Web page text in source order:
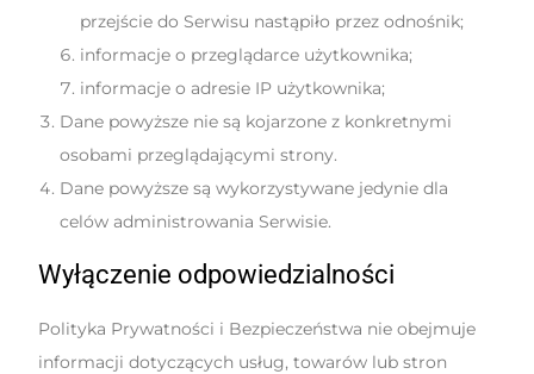
przejście do Serwisu nastąpiło przez odnośnik;
informacje o przeglądarce użytkownika;
informacje o adresie IP użytkownika;
Dane powyższe nie są kojarzone z konkretnymi
osobami przeglądającymi strony.
Dane powyższe są wykorzystywane jedynie dla
celów administrowania Serwisie.
Wyłączenie odpowiedzialności
Polityka Prywatności i Bezpieczeństwa nie obejmuje
informacji dotyczących usług, towarów lub stron